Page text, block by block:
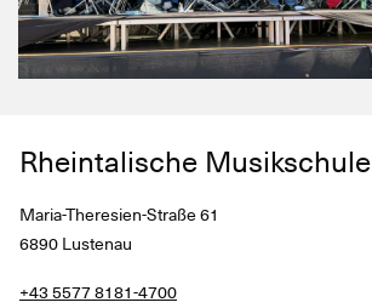
Rheintalische Musikschule
Maria-Theresien-Straße 61
6890 Lustenau
+43 5577 8181-4700